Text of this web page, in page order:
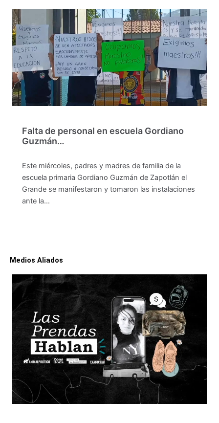
Falta de personal en escuela Gordiano
Guzmán…
Este miércoles, padres y madres de familia de la
escuela primaria Gordiano Guzmán de Zapotlán el
Grande se manifestaron y tomaron las instalaciones
ante la…
Medios Aliados